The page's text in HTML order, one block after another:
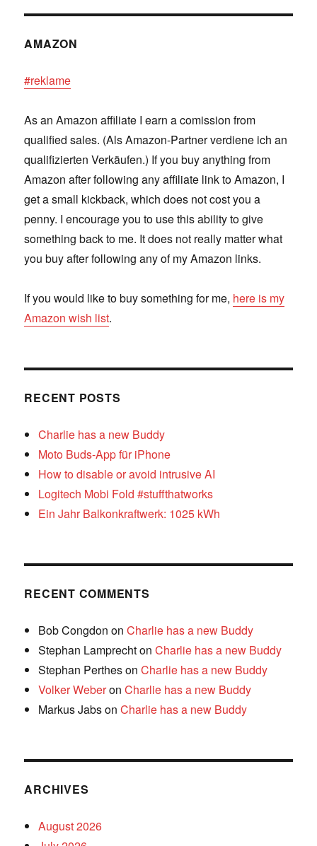
AMAZON
#reklame
As an Amazon affiliate I earn a comission from
qualified sales. (Als Amazon-Partner verdiene ich an
qualifizierten Verkäufen.) If you buy anything from
Amazon after following any affiliate link to Amazon, I
get a small kickback, which does not cost you a
penny. I encourage you to use this ability to give
something back to me. It does not really matter what
you buy after following any of my Amazon links.
If you would like to buy something for me, here is my
Amazon wish list.
RECENT POSTS
Charlie has a new Buddy
Moto Buds-App für iPhone
How to disable or avoid intrusive AI
Logitech Mobi Fold #stuffthatworks
Ein Jahr Balkonkraftwerk: 1025 kWh
RECENT COMMENTS
Bob Congdon onCharlie has a new Buddy
Stephan LamprechtonCharlie has a new Buddy
Stephan PerthesonCharlie has a new Buddy
Volker WeberonCharlie has a new Buddy
Markus JabsonCharlie has a new Buddy
ARCHIVES
August 2026